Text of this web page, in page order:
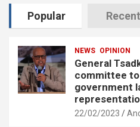
Popular Recent
NEWS OPINION
General
committee
government
22/02/2023